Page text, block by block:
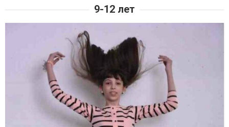
9-12 лет